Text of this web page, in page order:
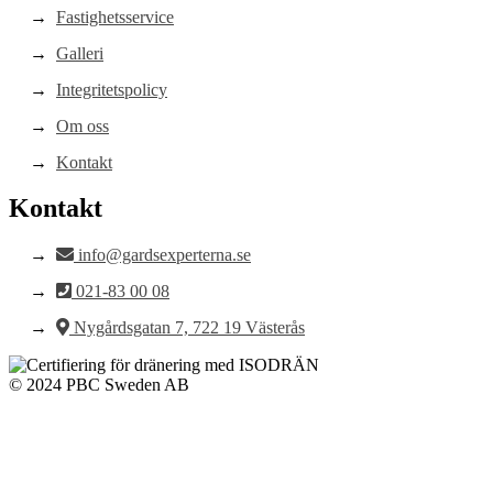
Fastighetsservice
Galleri
Integritetspolicy
Om oss
Kontakt
Kontakt
info@gardsexperterna.se
021-83 00 08
Nygårdsgatan 7, 722 19 Västerås
© 2024 PBC Sweden AB